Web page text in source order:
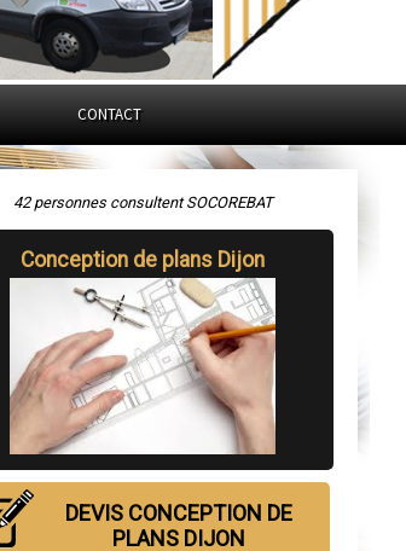
CONTACT
42 personnes consultent SOCOREBAT
Conception de plans Dijon
DEVIS CONCEPTION DE
PLANS DIJON